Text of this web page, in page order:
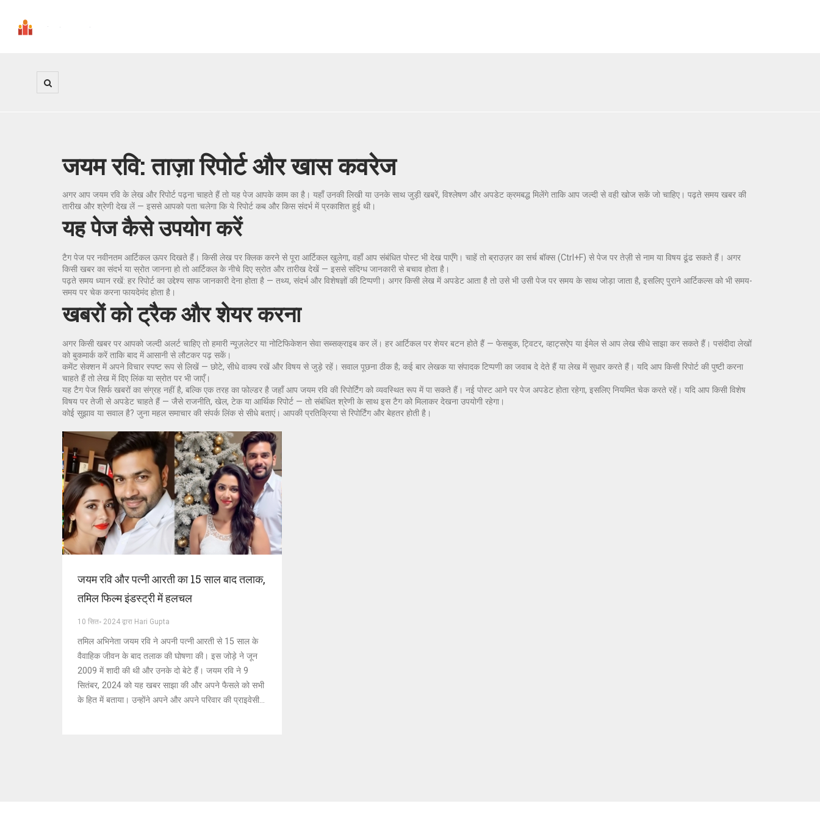
जयम रवि: ताज़ा रिपोर्ट और खास कवरेज
अगर आप जयम रवि के लेख और रिपोर्ट पढ़ना चाहते हैं तो यह पेज आपके काम का है। यहाँ उनकी लिखी या उनके साथ जुड़ी खबरें, विश्लेषण और अपडेट क्रमबद्ध मिलेंगे ताकि आप जल्दी से वही खोज सकें जो चाहिए। पढ़ते समय खबर की
तारीख और श्रेणी देख लें — इससे आपको पता चलेगा कि ये रिपोर्ट कब और किस संदर्भ में प्रकाशित हुई थी।
यह पेज कैसे उपयोग करें
टैग पेज पर नवीनतम आर्टिकल ऊपर दिखते हैं। किसी लेख पर क्लिक करने से पूरा आर्टिकल खुलेगा, वहाँ आप संबंधित पोस्ट भी देख पाएँगे। चाहें तो ब्राउज़र का सर्च बॉक्स (Ctrl+F) से पेज पर तेज़ी से नाम या विषय ढूंढ सकते हैं। अगर
किसी खबर का संदर्भ या स्रोत जानना हो तो आर्टिकल के नीचे दिए स्रोत और तारीख देखें — इससे संदिग्ध जानकारी से बचाव होता है।
पढ़ते समय ध्यान रखें: हर रिपोर्ट का उद्देश्य साफ जानकारी देना होता है — तथ्य, संदर्भ और विशेषज्ञों की टिप्पणी। अगर किसी लेख में अपडेट आता है तो उसे भी उसी पेज पर समय के साथ जोड़ा जाता है, इसलिए पुराने आर्टिकल्स को भी समय-
समय पर चेक करना फायदेमंद होता है।
खबरों को ट्रैक और शेयर करना
अगर किसी खबर पर आपको जल्दी अलर्ट चाहिए तो हमारी न्यूज़लेटर या नोटिफिकेशन सेवा सब्सक्राइब कर लें। हर आर्टिकल पर शेयर बटन होते हैं — फेसबुक, ट्विटर, व्हाट्सऐप या ईमेल से आप लेख सीधे साझा कर सकते हैं। पसंदीदा लेखों
को बुकमार्क करें ताकि बाद में आसानी से लौटकर पढ़ सकें।
कमेंट सेक्शन में अपने विचार स्पष्ट रूप से लिखें — छोटे, सीधे वाक्य रखें और विषय से जुड़े रहें। सवाल पूछना ठीक है; कई बार लेखक या संपादक टिप्पणी का जवाब दे देते हैं या लेख में सुधार करते हैं। यदि आप किसी रिपोर्ट की पुष्टी करना
चाहते हैं तो लेख में दिए लिंक या स्रोत पर भी जाएँ।
यह टैग पेज सिर्फ खबरों का संग्रह नहीं है, बल्कि एक तरह का फोल्डर है जहाँ आप जयम रवि की रिपोर्टिंग को व्यवस्थित रूप में पा सकते हैं। नई पोस्ट आने पर पेज अपडेट होता रहेगा, इसलिए नियमित चेक करते रहें। यदि आप किसी विशेष
विषय पर तेजी से अपडेट चाहते हैं — जैसे राजनीति, खेल, टेक या आर्थिक रिपोर्ट — तो संबंधित श्रेणी के साथ इस टैग को मिलाकर देखना उपयोगी रहेगा।
कोई सुझाव या सवाल है? जुना महल समाचार की संपर्क लिंक से सीधे बताएं। आपकी प्रतिक्रिया से रिपोर्टिंग और बेहतर होती है।
जयम रवि और पत्नी आरती का 15 साल बाद तलाक,
तमिल फिल्म इंडस्ट्री में हलचल
10 सित॰ 2024 द्वारा Hari Gupta
तमिल अभिनेता जयम रवि ने अपनी पत्नी आरती से 15 साल के
वैवाहिक जीवन के बाद तलाक की घोषणा की। इस जोड़े ने जून
2009 में शादी की थी और उनके दो बेटे हैं। जयम रवि ने 9
सितंबर, 2024 को यह खबर साझा की और अपने फैसले को सभी
के हित में बताया। उन्होंने अपने और अपने परिवार की प्राइवेसी